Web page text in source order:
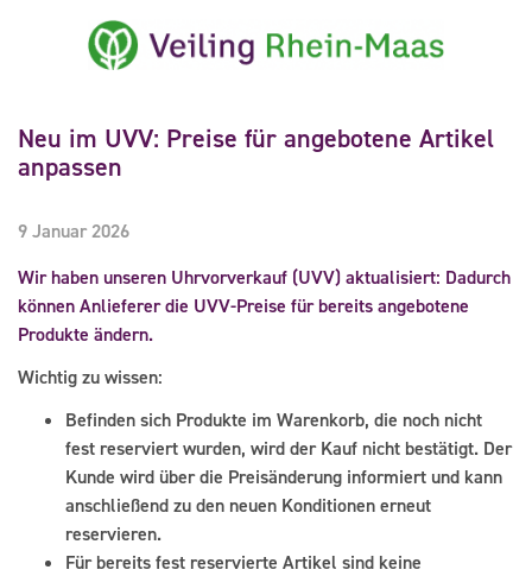
Neu im UVV: Preise für angebotene Artikel
anpassen
9 Januar 2026
Wir haben unseren Uhrvorverkauf (UVV) aktualisiert: Dadurch
können Anlieferer die UVV-Preise für bereits angebotene
Produkte ändern.
Wichtig zu wissen:
Befinden sich Produkte im Warenkorb, die noch nicht
fest reserviert wurden, wird der Kauf nicht bestätigt. Der
Kunde wird über die Preisänderung informiert und kann
anschließend zu den neuen Konditionen erneut
reservieren.
Für bereits fest reservierte Artikel sind keine